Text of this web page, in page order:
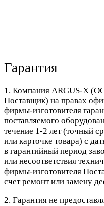
Гарантия
1. Компания ARGUS-X
Поставщик) на правах
фирмы-изготовителя
поставляемого
течение 1-2 лет (точный
или карточке товара) с
в гарантийный период
или несоответствия
фирмы-изготовителя
счет ремонт или замену
2. Гарантия не